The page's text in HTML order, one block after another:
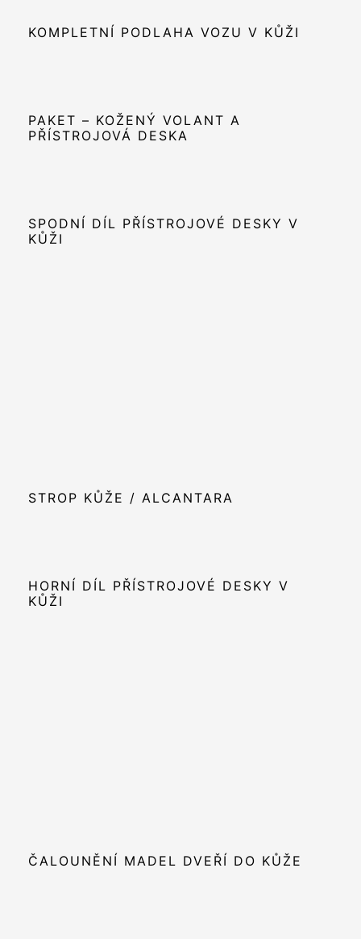
KOMPLETNÍ PODLAHA VOZU V KŮŽI
PAKET – KOŽENÝ VOLANT A
PŘÍSTROJOVÁ DESKA
SPODNÍ DÍL PŘÍSTROJOVÉ DESKY V
KŮŽI
STROP KŮŽE / ALCANTARA
HORNÍ DÍL PŘÍSTROJOVÉ DESKY V
KŮŽI
ČALOUNĚNÍ MADEL DVEŘÍ DO KŮŽE